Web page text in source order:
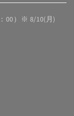
00）※ 8/10(月)